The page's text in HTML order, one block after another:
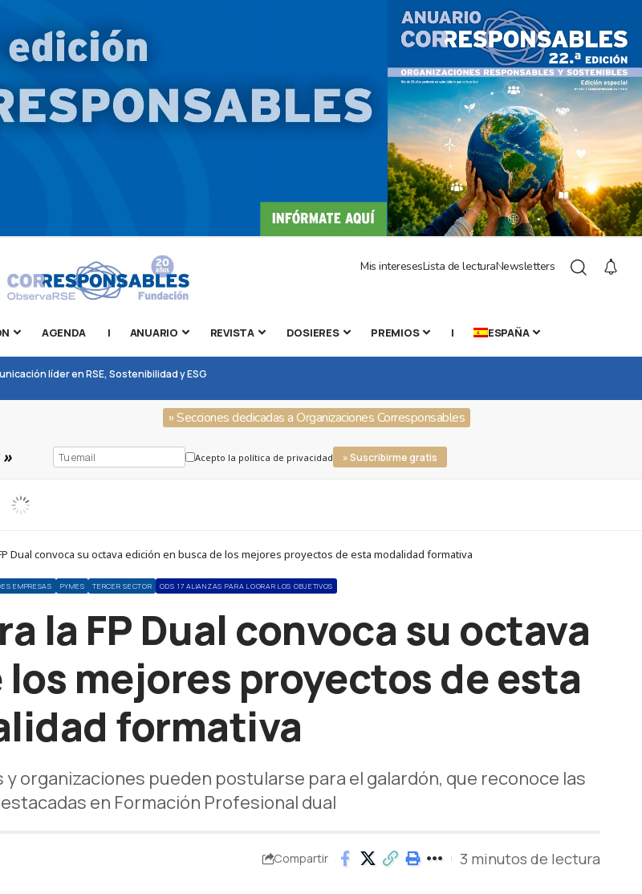
Mis interesesLista de lecturaNewsletters
AGENDA | ANUARIO REVISTA DOSIERES PREMIOS | ESPAÑA
líder en RSE, Sostenibilidad y ESG
» Secciones dedicadas a Organizaciones Corresponsables
» Acepto la política de privacidad » Suscribirme gratis
Dual convoca su octava edición en busca de los mejores proyectos de esta modalidad formativa
EMPRESAS PYMES TERCER SECTOR ODS 17 ALIANZAS PARA LOGRAR LOS OBJETIVOS
la FP Dual convoca su octava
mejores proyectos de esta
formativa
organizaciones pueden postularse para el galardón, que reconoce las
en Formación Profesional dual
Compartir 3 minutos de lectura